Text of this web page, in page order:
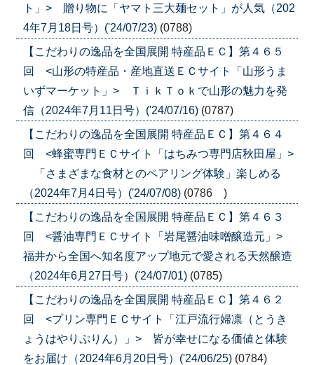
ト」> 贈り物に「ヤマト三大麺セット」が人気（202
4年7月18日号）('24/07/23) (0788)
【こだわりの逸品を全国展開 特産品ＥＣ】第４６５
回 <山形の特産品・産地直送ＥＣサイト「山形うま
いずマーケット」> ＴｉｋＴｏｋで山形の魅力を発
信（2024年7月11日号）('24/07/16) (0787)
【こだわりの逸品を全国展開 特産品ＥＣ】第４６４
回 <蜂蜜専門ＥＣサイト「はちみつ専門店秋田屋」>
「さまざまな食材とのペアリング体験」楽しめる
（2024年7月4日号）('24/07/08) (0786 )
【こだわりの逸品を全国展開 特産品ＥＣ】第４６３
回 <醤油専門ＥＣサイト「岩尾醤油味噌醸造元」>
福井から全国へ知名度アップ地元で愛される天然醸造
（2024年6月27日号）('24/07/01) (0785)
【こだわりの逸品を全国展開 特産品ＥＣ】第４６２
回 <プリン専門ＥＣサイト「江戸流行婦凛（とうき
ょうはやりぷりん）」> 皆が幸せになる価値と体験
をお届け（2024年6月20日号）('24/06/25) (0784)